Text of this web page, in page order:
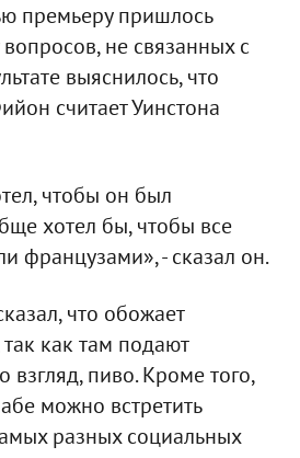
премьеру пришлось
вопросов, не связанных с
выяснилось, что
считает Уинстона
чтобы он был
хотел бы, чтобы все
французами», - сказал он.
что обожает
как там подают
взгляд, пиво. Кроме того,
можно встретить
разных социальных